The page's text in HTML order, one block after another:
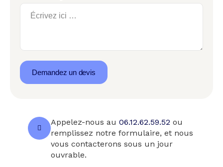
Demandez un devis
Appelez-nous au 06.12.62.59.52 ou
remplissez notre formulaire, et nous
vous contacterons sous un jour
ouvrable.